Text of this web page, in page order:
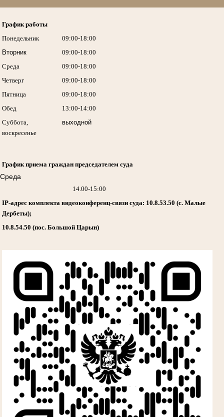
График работы
Понедельник
09:00-18:00
Вторник
09:00-18:00
Среда
09:00-18:00
Четверг
09:00-18:00
Пятница
09:00-18:00
Обед
13:00-14:00
Суббота,
воскресенье
выходной
График приема граждан председателем суда
Среда
14.00-15:00
IP-адрес комплекта видеоконференц-связи суда: 10.8.53.50 (с. Малые
Дербеты);
10.8.54.50 (пос. Большой Царын)